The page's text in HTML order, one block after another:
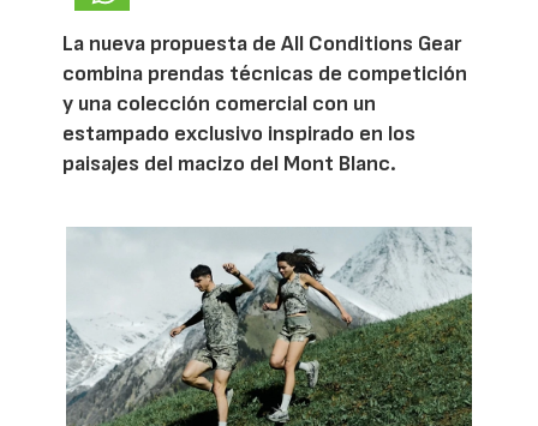
La nueva propuesta de All Conditions Gear
combina prendas técnicas de competición
y una colección comercial con un
estampado exclusivo inspirado en los
paisajes del macizo del Mont Blanc.